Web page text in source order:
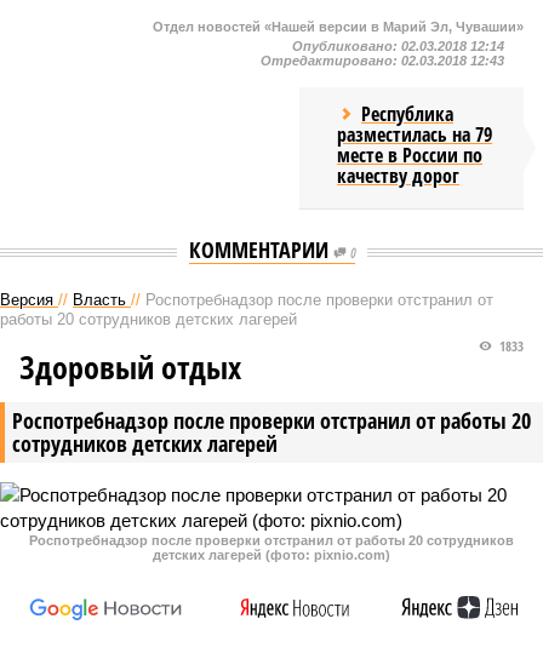
Отдел новостей «Нашей версии в Марий Эл, Чувашии»
Опубликовано: 02.03.2018 12:14
Отредактировано: 02.03.2018 12:43
Республика
разместилась на 79
месте в России по
качеству дорог
КОММЕНТАРИИ 0
Версия // Власть // Роспотребнадзор после проверки отстранил от
работы 20 сотрудников детских лагерей
Роспотребнадзор после проверки отстранил от работы 20
сотрудников детских лагерей
1833
Здоровый отдых
Роспотребнадзор после проверки отстранил от работы 20 сотрудников
детских лагерей (фото: pixnio.com)